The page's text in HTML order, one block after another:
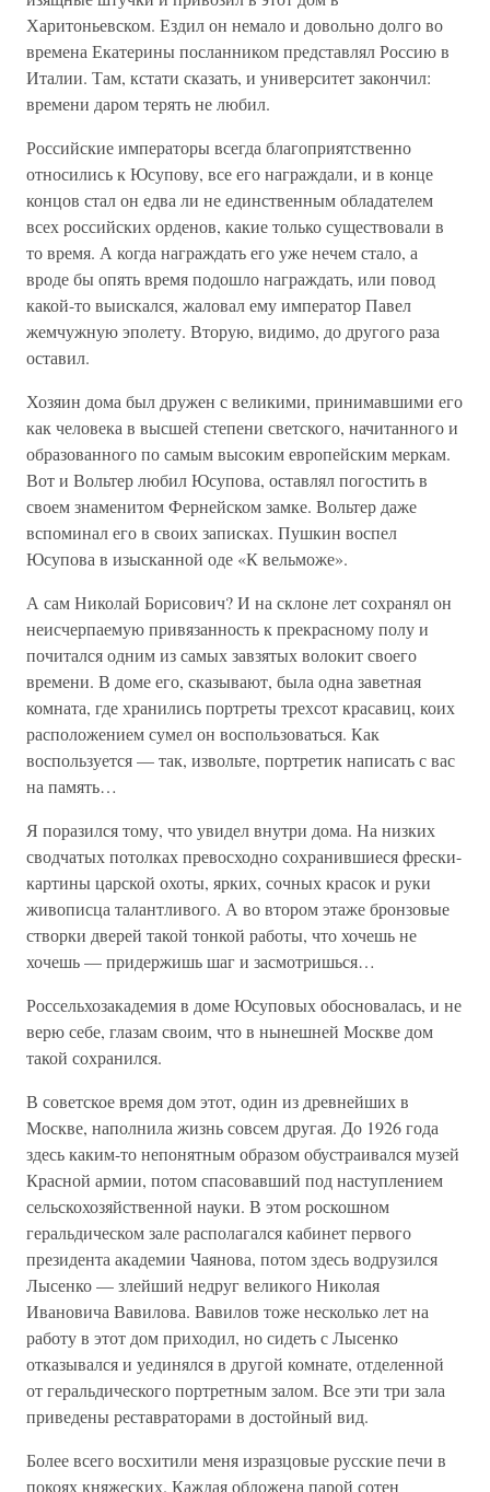
Харитоньевском. Ездил он немало и довольно долго во
времена Екатерины посланником представлял Россию в
Италии. Там, кстати сказать, и университет закончил:
времени даром терять не любил.
Российские императоры всегда благоприятственно
относились к Юсупову, все его награждали, и в конце
концов стал он едва ли не единственным обладателем
всех российских орденов, какие только существовали в
то время. А когда награждать его уже нечем стало, а
вроде бы опять время подошло награждать, или повод
какой-то выискался, жаловал ему император Павел
жемчужную эполету. Вторую, видимо, до другого раза
оставил.
Хозяин дома был дружен с великими, принимавшими его
как человека в высшей степени светского, начитанного и
образованного по самым высоким европейским меркам.
Вот и Вольтер любил Юсупова, оставлял погостить в
своем знаменитом Фернейском замке. Вольтер даже
вспоминал его в своих записках. Пушкин воспел
Юсупова в изысканной оде «К вельможе».
А сам Николай Борисович? И на склоне лет сохранял он
неисчерпаемую привязанность к прекрасному полу и
почитался одним из самых завзятых волокит своего
времени. В доме его, сказывают, была одна заветная
комната, где хранились портреты трехсот красавиц, коих
расположением сумел он воспользоваться. Как
воспользуется — так, извольте, портретик написать с вас
на память…
Я поразился тому, что увидел внутри дома. На низких
сводчатых потолках превосходно сохранившиеся фрески-
картины царской охоты, ярких, сочных красок и руки
живописца талантливого. А во втором этаже бронзовые
створки дверей такой тонкой работы, что хочешь не
хочешь — придержишь шаг и засмотришься…
Россельхозакадемия в доме Юсуповых обосновалась, и не
верю себе, глазам своим, что в нынешней Москве дом
такой сохранился.
В советское время дом этот, один из древнейших в
Москве, наполнила жизнь совсем другая. До 1926 года
здесь каким-то непонятным образом обустраивался музей
Красной армии, потом спасовавший под наступлением
сельскохозяйственной науки. В этом роскошном
геральдическом зале располагался кабинет первого
президента академии Чаянова, потом здесь водрузился
Лысенко — злейший недруг великого Николая
Ивановича Вавилова. Вавилов тоже несколько лет на
работу в этот дом приходил, но сидеть с Лысенко
отказывался и уединялся в другой комнате, отделенной
от геральдического портретным залом. Все эти три зала
приведены реставраторами в достойный вид.
Более всего восхитили меня изразцовые русские печи в
покоях княжеских. Каждая обложена парой сотен